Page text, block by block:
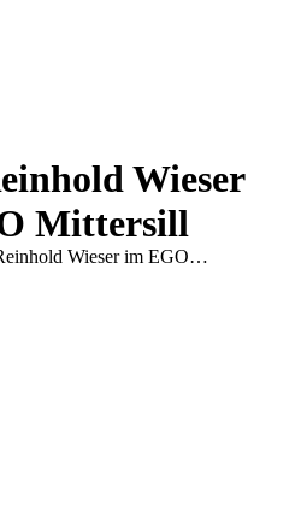
Wieser
Mittersill
Wieser im EGO…